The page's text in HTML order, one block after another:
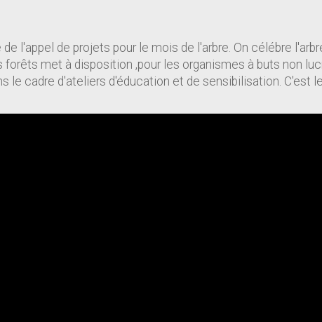
l'appel de projets pour le mois de l'arbre. On célébre
met à disposition ,pour les organismes à buts non
le cadre d'ateliers d'éducation et de sensibilisation. C'est